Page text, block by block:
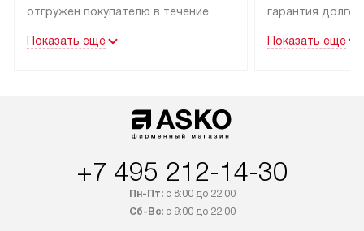
отгружен покупателю в течение
оплачивается дополнительно.
Возможна доставка товаров
Показать ещё
гарантия
Показать ещё
+7 495 212-14-30
Пн-Пт:с 8:00 до 22:00
Сб-Вс:с 9:00 до 22:00